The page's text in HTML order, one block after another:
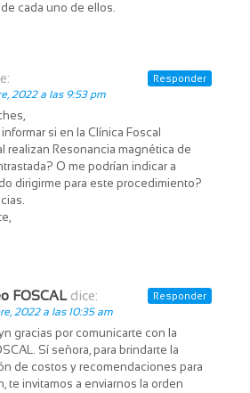
cada uno de ellos.
2022 a las 9:53 pm
si en la Clínica Foscal
realizan Resonancia magnética de
O me podrían indicar a
dirigirme para este procedimiento?
Responder
FOSCAL dice:
2022 a las 10:35 am
gracias por comunicarte con la
Sí señora, para brindarte la
de costos y recomendaciones para
te invitamos a enviarnos la orden
Responder